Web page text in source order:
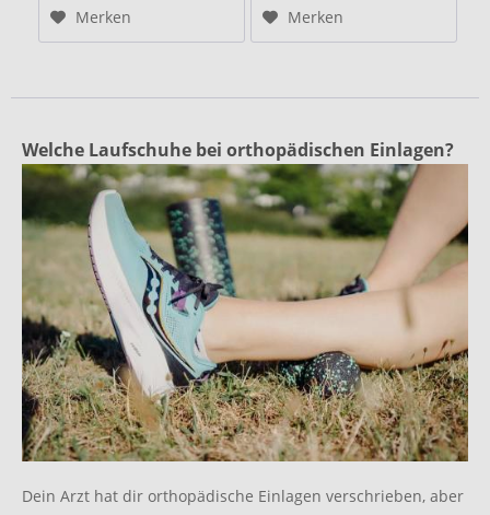
Merken Merken
Welche Laufschuhe bei orthopädischen Einlagen?
Dein Arzt hat dir orthopädische Einlagen verschrieben, aber